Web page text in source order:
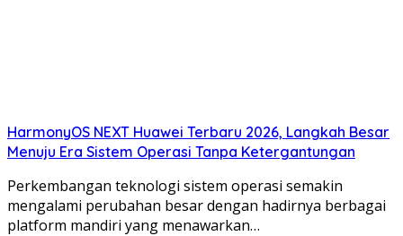
HarmonyOS NEXT Huawei Terbaru 2026, Langkah Besar
Menuju Era Sistem Operasi Tanpa Ketergantungan
Perkembangan teknologi sistem operasi semakin
mengalami perubahan besar dengan hadirnya berbagai
platform mandiri yang menawarkan…